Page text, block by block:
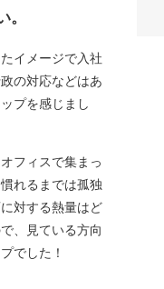
イメージで入社
の対応などはあ
プを感じまし
フィスで集まっ
れるまでは孤独
対する熱量はど
、見ている方向
でした！